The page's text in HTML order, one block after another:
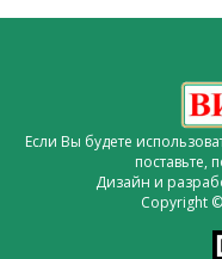
Если Вы будете
поставьте,
Дизайн и
Copyright